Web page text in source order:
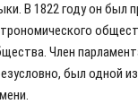
В 1822 году он был
Член
был одной